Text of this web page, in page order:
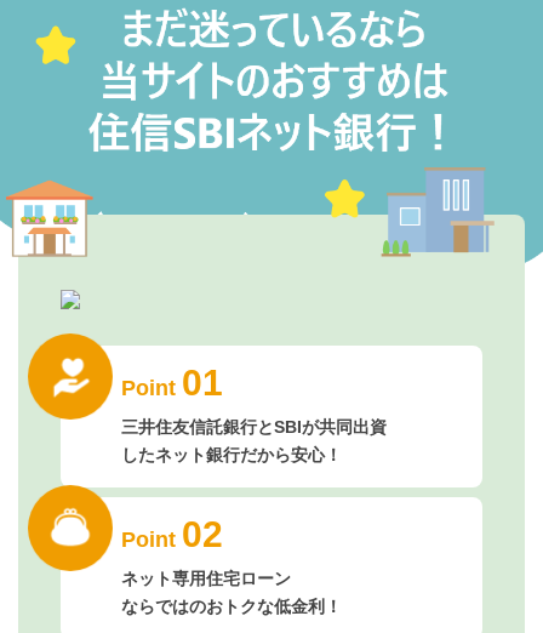
Point 01
三井住友信託銀行とSBIが共同出資
したネット銀行だから安心！
Point 02
ネット専用住宅ローン
ならではのおトクな低金利！